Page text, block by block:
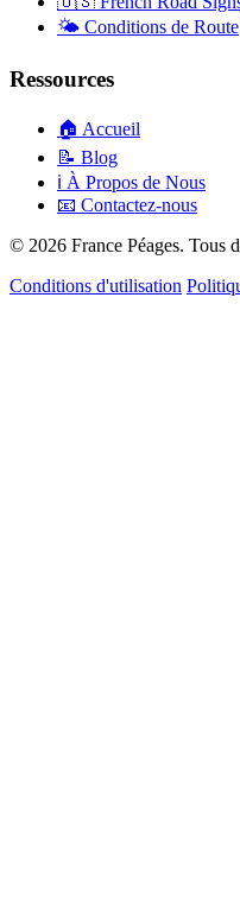
🌤️ Conditions de Route
Ressources
🏠 Accueil
📝 Blog
ℹ️ À Propos de Nous
📧 Contactez-nous
© 2026 France Péages. Tous
Conditions d'utilisation